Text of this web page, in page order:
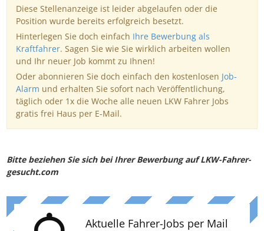
Diese Stellenanzeige ist leider abgelaufen oder die
Position wurde bereits erfolgreich besetzt.
Hinterlegen Sie doch einfach Ihre Bewerbung als
Kraftfahrer. Sagen Sie wie Sie wirklich arbeiten wollen
und Ihr neuer Job kommt zu Ihnen!
Oder abonnieren Sie doch einfach den kostenlosen Job-
Alarm und erhalten Sie sofort nach Veröffentlichung,
täglich oder 1x die Woche alle neuen LKW Fahrer Jobs
gratis frei Haus per E-Mail.
Bitte beziehen Sie sich bei Ihrer Bewerbung auf LKW-Fahrer-
gesucht.com
Aktuelle Fahrer-Jobs per Mail